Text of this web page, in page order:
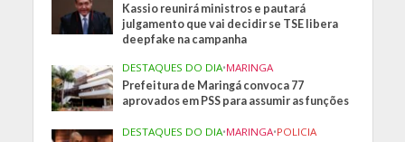
Kassio reunirá ministros e pautará
julgamento que vai decidir se TSE libera
deepfake na campanha
DESTAQUES DO DIA•MARINGA
Prefeitura de Maringá convoca 77
aprovados em PSS para assumir as funções
DESTAQUES DO DIA•MARINGA•POLICIA